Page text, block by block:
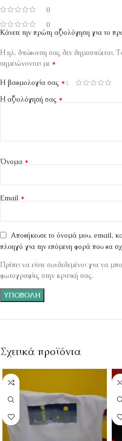
0
0
Κάνετε την πρώτη αξιολόγηση για το
Η ηλ. διεύθυνση σας δεν δημοσιεύεται.
σημειώνονται με *
Η βαθμολογία σας *
Η αξιολόγησή σας *
Όνομα *
Email *
Αποθήκευσε το όνομά μου, email,
πλοηγό για την επόμενη φορά που θα
Πρέπει να είστε συνδεδεμένοι για να
φωτογραφίες στην κριτική σας.
Σχετικά προϊόντα